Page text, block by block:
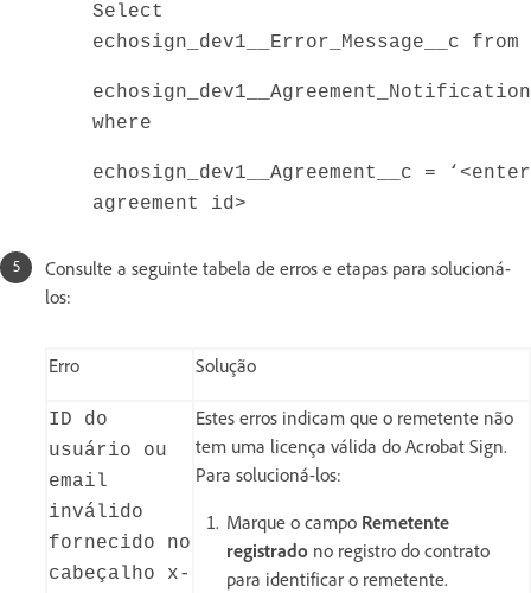
Select
echosign_dev1__Error_Message__c from
where
echosign_dev1__Agreement__c = ‘<enter
agreement id>
Consulte a seguinte tabela de erros e etapas para solucioná-
los:
Erro Solução
ID do
usuário ou
email
inválido
fornecido no
cabeçalho x-
Estes erros indicam que o remetente não
tem uma licença válida do Acrobat Sign.
Para solucioná-los:
Marque o campo Remetente
registrado no registro do contrato
para identificar o remetente.